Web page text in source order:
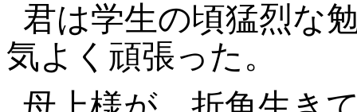
君は学生の頃猛烈な
気よく頑張った。